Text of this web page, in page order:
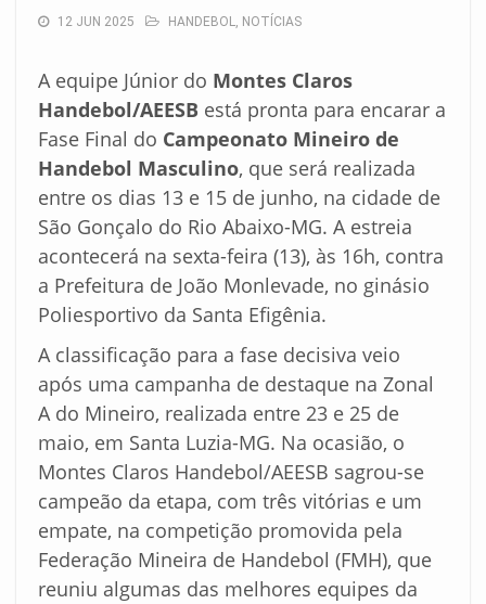
12 JUN 2025 HANDEBOL, NOTÍCIAS
A equipe Júnior do Montes Claros
Handebol/AEESB está pronta para encarar a
Fase Final do Campeonato Mineiro de
Handebol Masculino, que será realizada
entre os dias 13 e 15 de junho, na cidade de
São Gonçalo do Rio Abaixo-MG. A estreia
acontecerá na sexta-feira (13), às 16h, contra
a Prefeitura de João Monlevade, no ginásio
Poliesportivo da Santa Efigênia.
A classificação para a fase decisiva veio
após uma campanha de destaque na Zonal
A do Mineiro, realizada entre 23 e 25 de
maio, em Santa Luzia-MG. Na ocasião, o
Montes Claros Handebol/AEESB sagrou-se
campeão da etapa, com três vitórias e um
empate, na competição promovida pela
Federação Mineira de Handebol (FMH), que
reuniu algumas das melhores equipes da